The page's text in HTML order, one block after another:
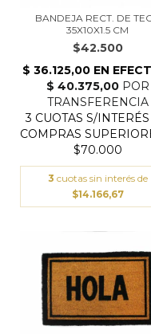
BANDEJA RECT. DE
35X10X1.5 CM
$42.500
3 cuotas sin interés de
$14.166,67